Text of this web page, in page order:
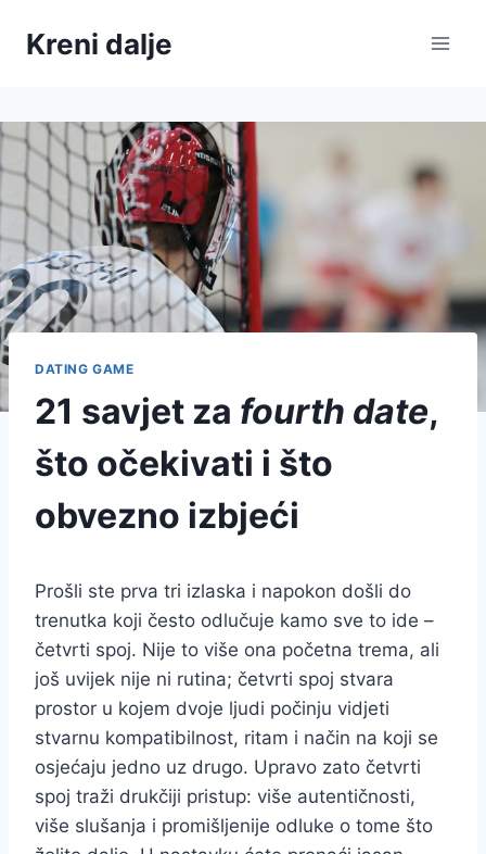
Kreni dalje
DATING GAME
21 savjet za fourth date,
što očekivati i što
obvezno izbjeći
Prošli ste prva tri izlaska i napokon došli do
trenutka koji često odlučuje kamo sve to ide –
četvrti spoj. Nije to više ona početna trema, ali
još uvijek nije ni rutina; četvrti spoj stvara
prostor u kojem dvoje ljudi počinju vidjeti
stvarnu kompatibilnost, ritam i način na koji se
osjećaju jedno uz drugo. Upravo zato četvrti
spoj traži drukčiji pristup: više autentičnosti,
više slušanja i promišljenije odluke o tome što